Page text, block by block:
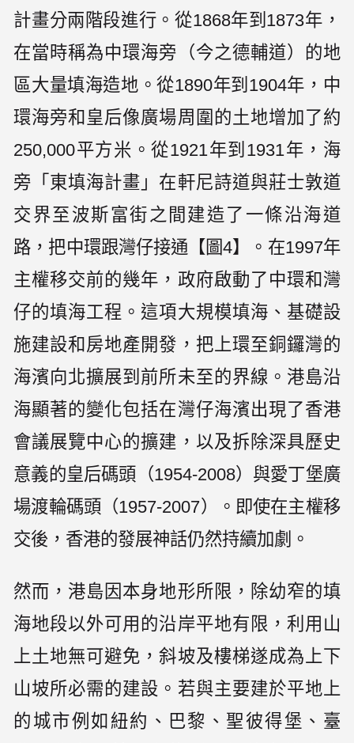
計畫分兩階段進行。從1868年到1873年，
在當時稱為中環海旁（今之德輔道）的地
區大量填海造地。從1890年到1904年，中
環海旁和皇后像廣場周圍的土地增加了約
250,000平方米。從1921年到1931年，海
旁「東填海計畫」在軒尼詩道與莊士敦道
交界至波斯富街之間建造了一條沿海道
路，把中環跟灣仔接通【圖4】。在1997年
主權移交前的幾年，政府啟動了中環和灣
仔的填海工程。這項大規模填海、基礎設
施建設和房地產開發，把上環至銅鑼灣的
海濱向北擴展到前所未至的界線。港島沿
海顯著的變化包括在灣仔海濱出現了香港
會議展覽中心的擴建，以及拆除深具歷史
意義的皇后碼頭（1954-2008）與愛丁堡廣
場渡輪碼頭（1957-2007）。即使在主權移
交後，香港的發展神話仍然持續加劇。
然而，港島因本身地形所限，除幼窄的填
海地段以外可用的沿岸平地有限，利用山
上土地無可避免，斜坡及樓梯遂成為上下
山坡所必需的建設。若與主要建於平地上
的城市例如紐約、巴黎、聖彼得堡、臺